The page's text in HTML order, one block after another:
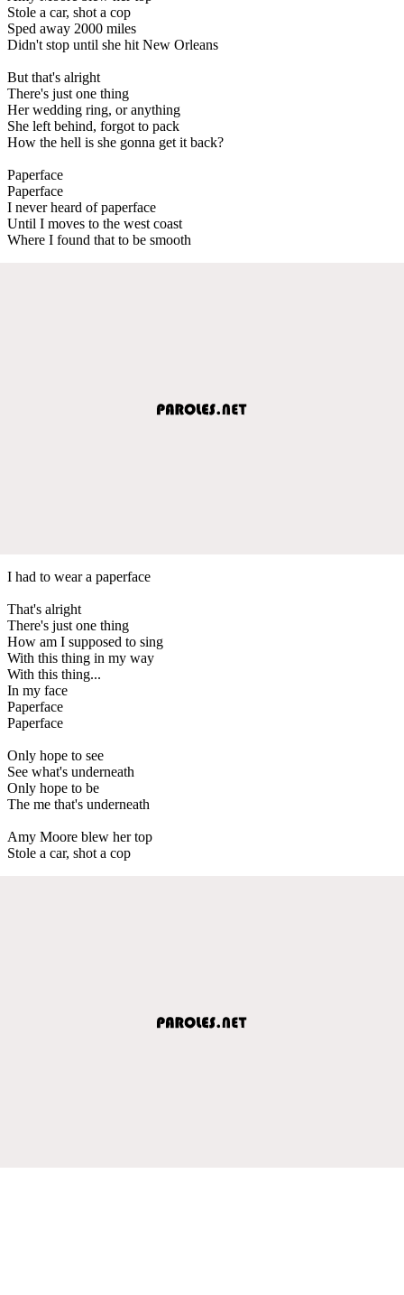
Stole a car, shot a cop
Sped away 2000 miles
Didn't stop until she hit New Orleans
But that's alright
There's just one thing
Her wedding ring, or anything
She left behind, forgot to pack
How the hell is she gonna get it back?
Paperface
Paperface
I never heard of paperface
Until I moves to the west coast
Where I found that to be smooth
I had to wear a paperface
That's alright
There's just one thing
How am I supposed to sing
With this thing in my way
With this thing...
In my face
Paperface
Paperface
Only hope to see
See what's underneath
Only hope to be
The me that's underneath
Amy Moore blew her top
Stole a car, shot a cop